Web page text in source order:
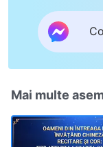
Mai multe